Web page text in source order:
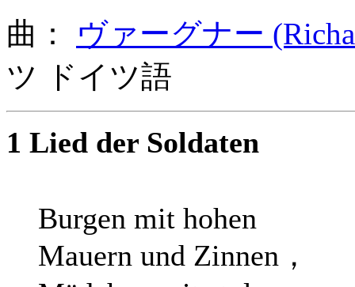
曲： ヴァーグナー
ツ ドイツ語
1 Lied der Soldaten
Burgen mit hohen
Mauern und Zinnen，